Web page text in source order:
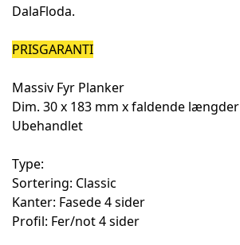
DalaFloda.
PRISGARANTI
Massiv Fyr Planker
Dim. 30 x 183 mm x faldende længder
Ubehandlet
Type:
Sortering: Classic
Kanter: Fasede 4 sider
Profil: Fer/not 4 sider